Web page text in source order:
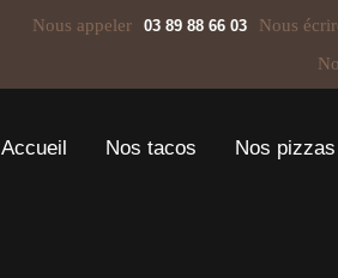
Nous appeler 03 89 88 66 03 Nous
Accueil Nos tacos Nos pizzas